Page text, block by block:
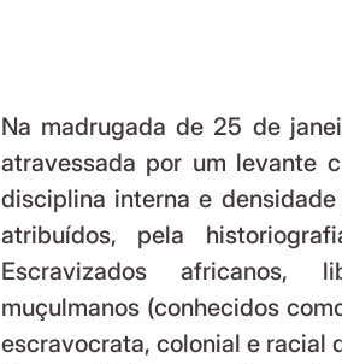
Na madrugada de 25 de
atravessada por um levante
disciplina interna e
atribuídos, pela
Escravizados africanos,
muçulmanos (conhecidos
escravocrata, colonial e racial